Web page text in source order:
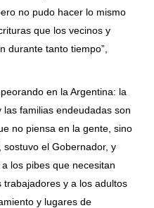
no pudo hacer lo mismo
que los vecinos y
durante tanto tiempo”,
en la Argentina: la
familias endeudadas son
no piensa en la gente, sino
sostuvo el Gobernador, y
los pibes que necesitan
y a los adultos
y lugares de